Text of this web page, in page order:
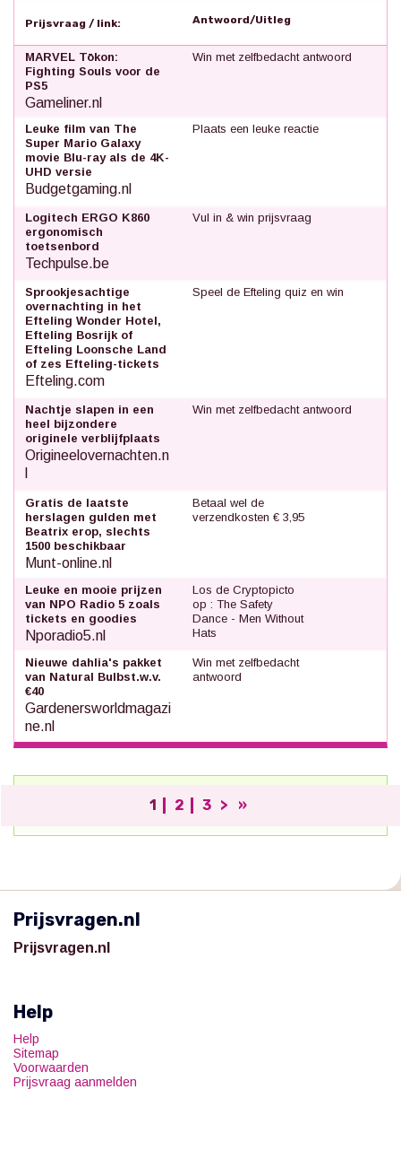
Prijsvraag / link: Antwoord/Uitleg
MARVEL Tōkon:
Fighting Souls voor de
PS5
Gameliner.nl
Win met zelfbedacht antwoord
Leuke film van The
Super Mario Galaxy
movie Blu-ray als de 4K-
UHD versie
Budgetgaming.nl
Plaats een leuke reactie
Logitech ERGO K860
ergonomisch
toetsenbord
Techpulse.be
Vul in & win prijsvraag
Sprookjesachtige
overnachting in het
Efteling Wonder Hotel,
Efteling Bosrijk of
Efteling Loonsche Land
of zes Efteling-tickets
Efteling.com
Speel de Efteling quiz en win
Nachtje slapen in een
heel bijzondere
originele verblijfplaats
Origineelovernachten.n
Win met zelfbedacht antwoord
Gratis de laatste
herslagen gulden met
Beatrix erop, slechts
1500 beschikbaar
Munt-online.nl
Betaal wel de
verzendkosten € 3,95
Leuke en mooie prijzen
van NPO Radio 5 zoals
tickets en goodies
Nporadio5.nl
Los de Cryptopicto
op : The Safety
Dance - Men Without
Hats
Nieuwe dahlia's pakket
van Natural Bulbst.w.v.
€40
Gardenersworldmagazi
ne.nl
Win met zelfbedacht
antwoord
1 2 3 > »
Prijsvragen.nl
Prijsvragen.nl
Help
Help
Sitemap
Voorwaarden
Prijsvraag aanmelden